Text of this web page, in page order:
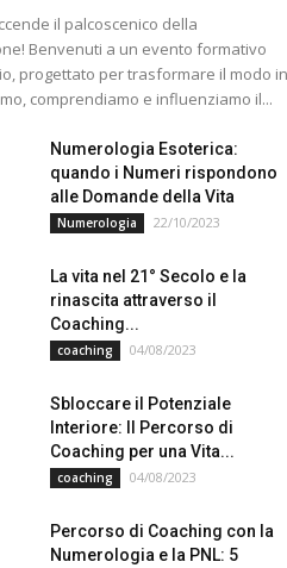
il palcoscenico della
Benvenuti a un evento formativo
progettato per trasformare il modo in
comprendiamo e influenziamo il...
Numerologia Esoterica:
quando i Numeri rispondono
alle Domande della Vita
Numerologia 22/10/2023
La vita nel 21° Secolo e la
rinascita attraverso il
Coaching...
coaching 04/08/2023
Sbloccare il Potenziale
Interiore: Il Percorso di
Coaching per una Vita...
coaching 04/08/2023
Percorso di Coaching con la
Numerologia e la PNL: 5